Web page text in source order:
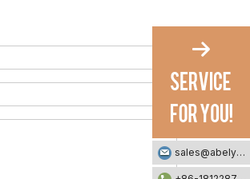
sales@abelyfashion.com